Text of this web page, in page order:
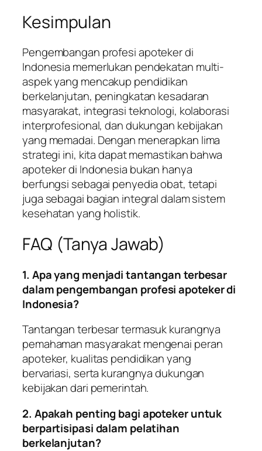
Kesimpulan
Pengembangan profesi apoteker di
Indonesia memerlukan pendekatan multi-
aspek yang mencakup pendidikan
berkelanjutan, peningkatan kesadaran
masyarakat, integrasi teknologi, kolaborasi
interprofesional, dan dukungan kebijakan
yang memadai. Dengan menerapkan lima
strategi ini, kita dapat memastikan bahwa
apoteker di Indonesia bukan hanya
berfungsi sebagai penyedia obat, tetapi
juga sebagai bagian integral dalam sistem
kesehatan yang holistik.
FAQ (Tanya Jawab)
1. Apa yang menjadi tantangan terbesar
dalam pengembangan profesi apoteker di
Indonesia?
Tantangan terbesar termasuk kurangnya
pemahaman masyarakat mengenai peran
apoteker, kualitas pendidikan yang
bervariasi, serta kurangnya dukungan
kebijakan dari pemerintah.
2. Apakah penting bagi apoteker untuk
berpartisipasi dalam pelatihan
berkelanjutan?